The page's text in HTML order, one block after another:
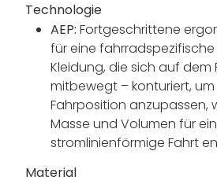
Technologie
AEP: Fortgeschrittene
für eine fahrradspezifische
Kleidung, die sich auf dem
mitbewegt – konturiert,
Fahrposition anzupassen,
Masse und Volumen für
stromlinienförmige Fahrt
Material